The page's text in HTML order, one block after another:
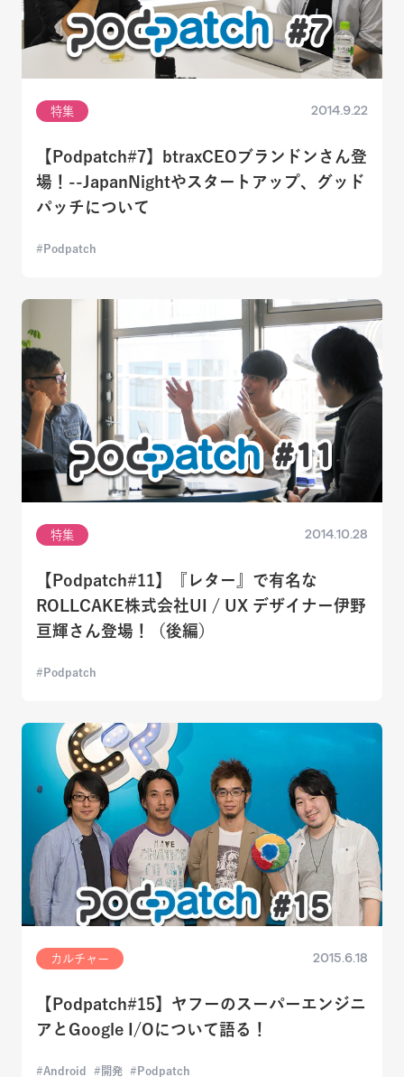
特集 2014.9.22
【Podpatch#7】btraxCEOブランドンさん登
場！--JapanNightやスタートアップ、グッド
パッチについて
Podpatch
特集 2014.10.28
【Podpatch#11】『レター』で有名な
ROLLCAKE株式会社UI / UX デザイナー伊野
亘輝さん登場！（後編）
Podpatch
カルチャー 2015.6.18
【Podpatch#15】ヤフーのスーパーエンジニ
アとGoogle I/Oについて語る！
Android 開発 Podpatch